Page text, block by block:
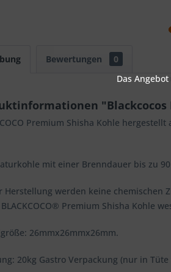
Bewertungen 0
"Blackcocos
Premium Shisha Kohle hergestellt
mit einer Brenndauer bis zu
Herstellung werden keine chemischen
Premium Shisha Kohle
26mmx26mmx26mm.
20kg Gastro Verpackung (nur in
Das